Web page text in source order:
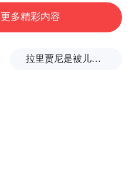
仅仅是“建议装备”，
备的检查也并不充
在事发赛段，有区域
多精彩内容
拉里贾尼是被儿子一通电话害死的？回应来了